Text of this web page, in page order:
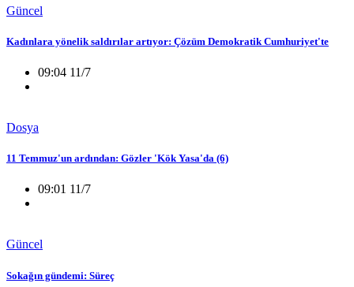
Güncel
Kadınlara yönelik saldırılar artıyor: Çözüm Demokratik Cumhuriyet'te
09:04 11/7
Dosya
11 Temmuz'un ardından: Gözler 'Kök Yasa'da (6)
09:01 11/7
Güncel
Sokağın gündemi: Süreç